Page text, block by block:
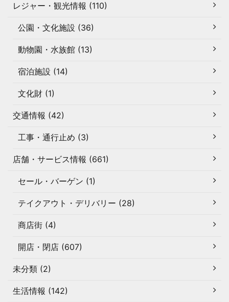
レジャー・観光情報 (110)
公園・文化施設 (36)
動物園・水族館 (13)
宿泊施設 (14)
文化財 (1)
交通情報 (42)
工事・通行止め (3)
店舗・サービス情報 (661)
セール・バーゲン (1)
テイクアウト・デリバリー (28)
商店街 (4)
開店・閉店 (607)
未分類 (2)
生活情報 (142)